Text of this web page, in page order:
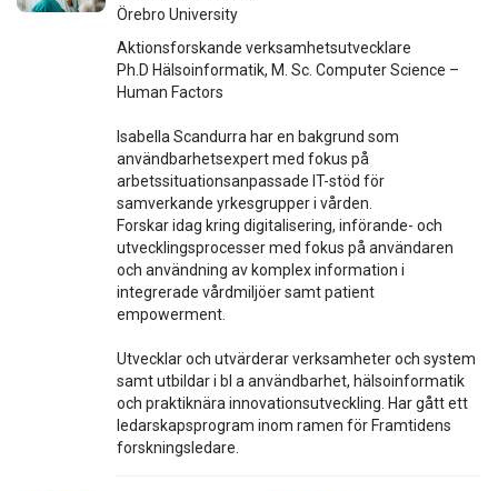
Örebro University
Aktionsforskande verksamhetsutvecklare
Ph.D Hälsoinformatik, M. Sc. Computer Science –
Human Factors
Isabella Scandurra har en bakgrund som
användbarhetsexpert med fokus på
arbetssituationsanpassade IT-stöd för
samverkande yrkesgrupper i vården.
Forskar idag kring digitalisering, införande- och
utvecklingsprocesser med fokus på användaren
och användning av komplex information i
integrerade vårdmiljöer samt patient
empowerment.
Utvecklar och utvärderar verksamheter och system
samt utbildar i bl a användbarhet, hälsoinformatik
och praktiknära innovationsutveckling. Har gått ett
ledarskapsprogram inom ramen för Framtidens
forskningsledare.